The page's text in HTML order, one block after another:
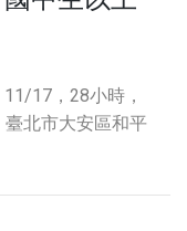
17，28小時，
臺北市大安區和平